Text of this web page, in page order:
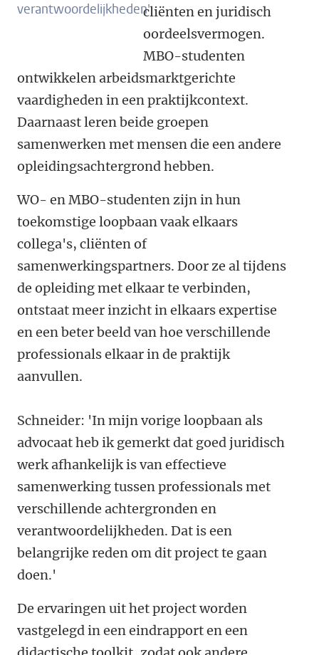
verantwoordelijkheden'cliënten en juridisch
oordeelsvermogen.
MBO-studenten
ontwikkelen arbeidsmarktgerichte
vaardigheden in een praktijkcontext.
Daarnaast leren beide groepen
samenwerken met mensen die een andere
opleidingsachtergrond hebben.
WO- en MBO-studenten zijn in hun
toekomstige loopbaan vaak elkaars
collega's, cliënten of
samenwerkingspartners. Door ze al tijdens
de opleiding met elkaar te verbinden,
ontstaat meer inzicht in elkaars expertise
en een beter beeld van hoe verschillende
professionals elkaar in de praktijk
aanvullen.
Schneider: 'In mijn vorige loopbaan als
advocaat heb ik gemerkt dat goed juridisch
werk afhankelijk is van effectieve
samenwerking tussen professionals met
verschillende achtergronden en
verantwoordelijkheden. Dat is een
belangrijke reden om dit project te gaan
doen.'
De ervaringen uit het project worden
vastgelegd in een eindrapport en een